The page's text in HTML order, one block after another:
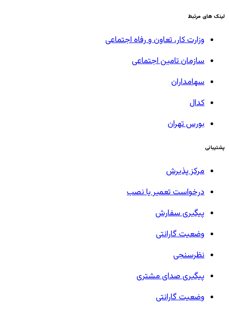
لینک های مرتبط
وزارت کار، تعاون و رفاه اجتماعی
سازمان تامین اجتماعی
سهامداران
کدال
بورس تهران
پشتیبانی
مرکز پذیرش
درخواست تعمیر یا نصب
پیگیری سفارش
وضعیت گارانتی
نظرسنجی
پیگیری صدای مشتری
وضعیت گارانتی